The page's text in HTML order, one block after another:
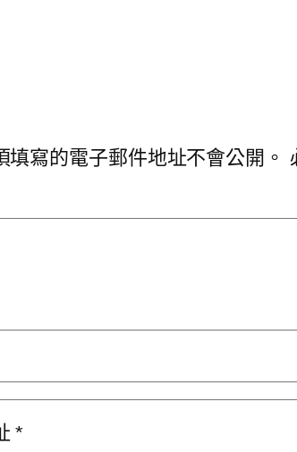
填寫的電子郵件地址不會公開。
*